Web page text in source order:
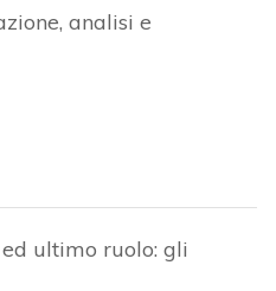
analisi e
ultimo ruolo: gli